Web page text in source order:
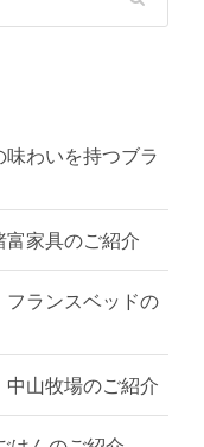
わいを持つブラ
家具のご紹介
ランスベッドの
山牧場のご紹介